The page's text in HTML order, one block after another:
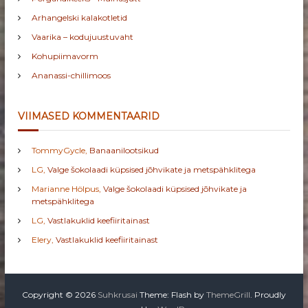
Arhangelski kalakotletid
Vaarika – kodujuustuvaht
Kohupiimavorm
Ananassi-chillimoos
VIIMASED KOMMENTAARID
TommyGycle Banaanilootsikud
LG ,Valge šokolaadi küpsised jõhvikate ja metspähklitega
Marianne Hölpus ,Valge šokolaadi küpsised jõhvikate ja
metspähklitega
LG ,Vastlakuklid keefiiritainast
Elery ,Vastlakuklid keefiiritainast
Copyright © 2026 Suhkrusai Theme: Flash by ThemeGrill . Proudly